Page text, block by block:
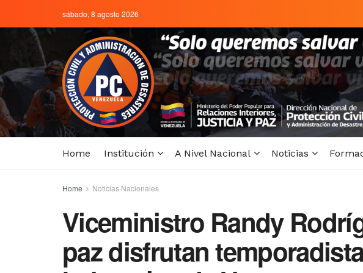
sábado, 8 agosto 2026
Home Institución A Nivel Nacional Noticias
Home Noticias Nacionales
Viceministro Randy
paz disfrutan